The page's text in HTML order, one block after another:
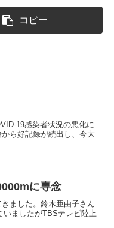
コピー
19感染者状況の悪化に
ら好記録が続出し、今大
に専念
ました。鈴木亜由子さん
いましたがTBSテレビ陸上